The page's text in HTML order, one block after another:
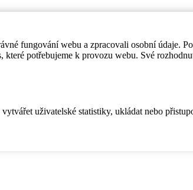
fungování webu a zpracovali osobní údaje.
potřebujeme k provozu webu. Své
uživatelské statistiky, ukládat nebo